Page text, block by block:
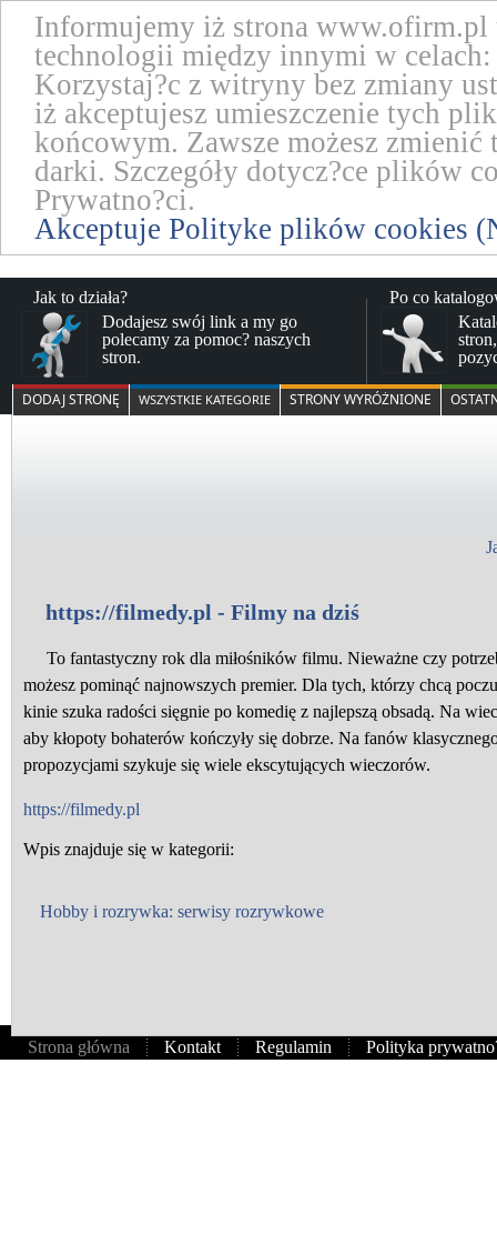
Informujemy iż strona
technologii między innymi w celach:
Korzystaj?c z witryny bez zmiany
iż akceptujesz umieszczenie tych
końcowym. Zawsze możesz
darki. Szczegóły dotycz?ce plików
Prywatno?ci.
Akceptuje Polityke plików cookies
Jak to działa?
Dodajesz swój link a my go
polecamy za pomoc? naszych
stron.
Po co
DODAJ STRONĘ WSZYSTKIE KATEGORIE STRONY WYRÓŻNIONE
https://filmedy.pl - Filmy na dziś
To fantastyczny rok dla miłośników filmu. Nieważne czy
możesz pominąć najnowszych premier. Dla tych, którzy chcą
kinie szuka radości sięgnie po komedię z najlepszą obsadą. Na
aby kłopoty bohaterów kończyły się dobrze. Na fanów
propozycjami szykuje się wiele ekscytujących wieczorów.
https://filmedy.pl
Wpis znajduje się w kategorii:
Hobby i rozrywka: serwisy rozrywkowe
Strona główna Kontakt Regulamin Polityka